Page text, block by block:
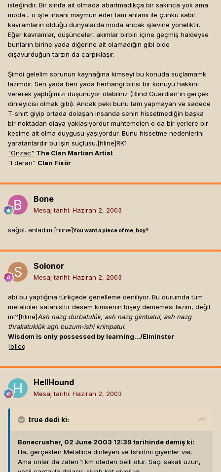
isteğindir. Bir sınıfa ait olmada abartmadıkça bir sakınca yok ama
moda... o işte insanı maymun eder tam anlamı ile çünkü sabit
kavramların olduğu dünyalarda moda ancak işlevine yöneliktir.
Eğer kavramlar, düşünceler, akımlar birbiri içine geçmiş haldeyse
bunların birine yada diğerine ait olamadığın gibi bide
dışavurduğun tarzın da çarpıklaşır.
Şimdi gelelim sorunun kaynağına kimseyi bu konuda suçlamamk
lazımdır. Sen yada ben yada herhangi birisi bir konuyu hakkını
vererek yaptığımızı düşünüyor olabiliriz (Blind Guardian'ın gerçek
dinleyicisi olmak gibi). Ancak peki bunu tam yapmayan ve sadece
T-shirt giyip ortada dolaşan insanda senin hissetmediğin başka
bir noktadan olaya yaklaşıyordur muhtemelen o da bir yerlere bir
kesime ait olma duygusu yaşıyordur. Bunu hissetme nedenlerini
yaratanlardır bu işin suçlusu.[hline]RK1
"Onzac" The Clan Martian Artist
"Ederan" Clan Fixör
Bone
Mesaj tarihi: Haziran 2, 2003
sağol. anladım.[hline]You want a piece of me, boy?
Solonor
Mesaj tarihi: Haziran 2, 2003
abi bu yaptığına türkçede genelleme deniliyor. Bu durumda tüm
metalciler satanisttir desem kimsenin bişey dememesi lazım, değil
mi?[hline]Ash nazg durbatulûk, ash nazg gimbatul, ash nazg
thrakatuklûk agh buzum-ishi krimpatul.
Wisdom is only possessed by learning.../Elminster
[b]Icq
HellHound
Mesaj tarihi: Haziran 2, 2003
true dedi ki:
Bonecrusher, 02 June 2003 12:39 tarihinde demiş ki:
Ha, gerçekten Metallica dinleyen ve tshirtini giyenler var.
Ama onlar da zaten 1 km öteden belli olur. Saçı sakalı uzun,